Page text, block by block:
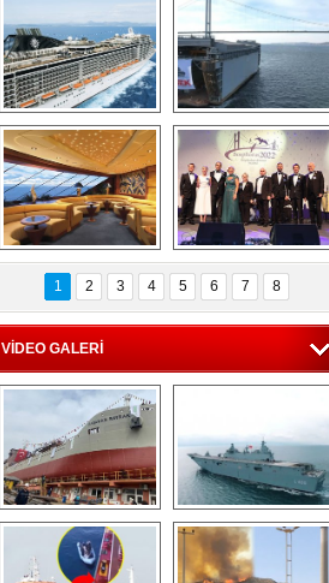
“Gemi içinde gemi”
konsepti ile MSC
Splendida
Dünyada tek!
Denizaltı yüzer
havuzu intikal
seyrine başladı
MSC'den 55 milyon
euroluk turizm geliri
müjdesi
5. Bosphorus Ship
Brokers Dinner,
İstanbul’da yapıldı
1 2 3 4 5 6 7 8
VİDEO GALERİ
Çeksan Tersanesi,
Başaran Bayrak
tankerini suya
indirdi
TCG Anadolu,
tersane teknik
seyrini tamamladı